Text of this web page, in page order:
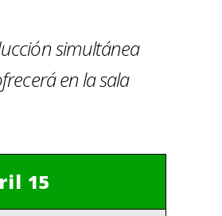
simultánea
en la sala
15